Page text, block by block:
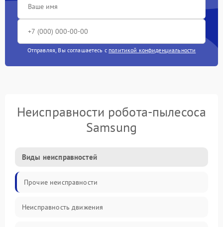
Отправляя, Вы соглашаетесь с политикой конфиденциальности
Неисправности робота-пылесоса
Samsung
Виды неисправностей
Прочие неисправности
Неисправность движения